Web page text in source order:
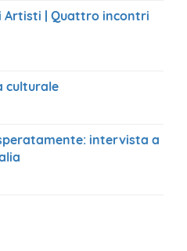
Artisti | Quattro incontri
culturale
intervista a